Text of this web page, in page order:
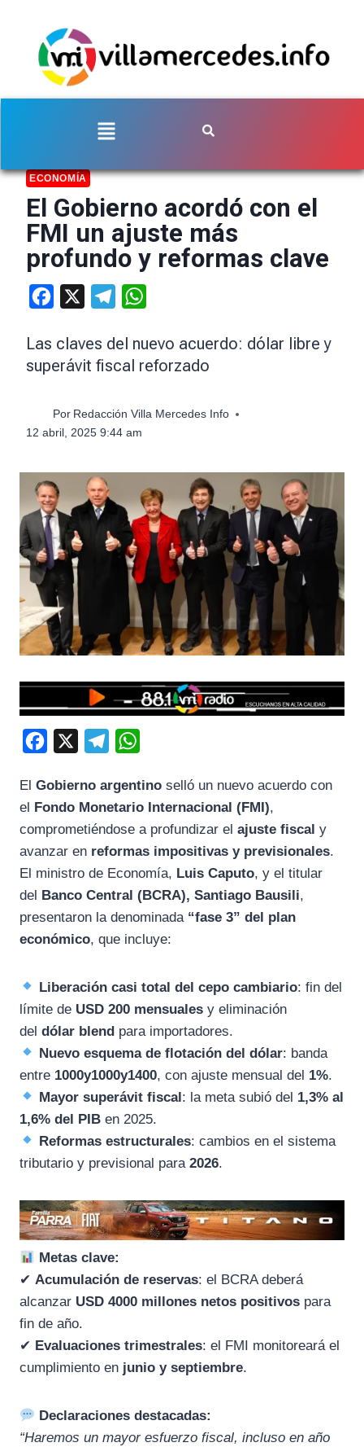
ECONOMÍA
El Gobierno acordó con el
FMI un ajuste más
profundo y reformas clave
Facebook Telegram
Las claves del nuevo acuerdo: dólar libre y
superávit fiscal reforzado
Por Redacción Villa Mercedes Info
12 abril, 2025 9:44 am
c
e
b
o
k
l
e
g
m
a
t
s
p
p
El Gobierno argentino selló un nuevo acuerdo con
el Fondo Monetario Internacional (FMI),
comprometiéndose a profundizar el ajuste fiscal y
avanzar en reformas impositivas y previsionales.
El ministro de Economía, Luis Caputo, y el titular
del Banco Central (BCRA), Santiago Bausili,
presentaron la denominada “fase 3” del plan
económico, que incluye:
Liberación casi total del cepo cambiario: fin del
límite de USD 200 mensuales y eliminación
del dólar blend para importadores.
Nuevo esquema de flotación del dólar: banda
entre 1000y1000y1400, con ajuste mensual del 1%.
Mayor superávit fiscal: la meta subió del 1,3% al
1,6% del PIB en 2025.
Reformas estructurales: cambios en el sistema
tributario y previsional para 2026.
Metas clave:
✔ Acumulación de reservas: el BCRA deberá
alcanzar USD 4000 millones netos positivos para
fin de año.
✔ Evaluaciones trimestrales: el FMI monitoreará el
cumplimiento en junio y septiembre.
Declaraciones destacadas:
“Haremos un mayor esfuerzo fiscal, incluso en año